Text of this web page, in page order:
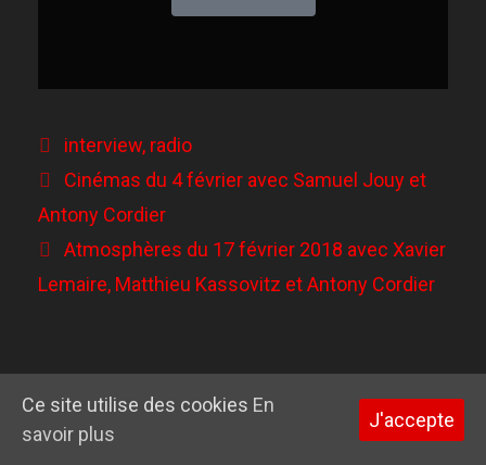
interview, radio
Cinémas du 4 février avec Samuel Jouy et
Antony Cordier
Atmosphères du 17 février 2018 avec Xavier
Lemaire, Matthieu Kassovitz et Antony Cordier
© 2026 Garance Hayat • Construit avec GeneratePress
Ce site utilise des cookies En
savoir plus
J'accepte